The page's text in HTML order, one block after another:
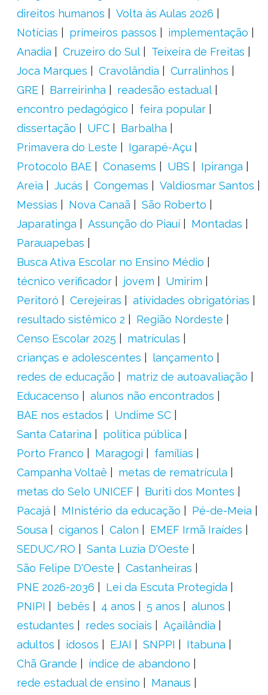
direitos humanos
Volta às Aulas 2026
Notícias
primeiros passos
implementação
Anadia
Cruzeiro do Sul
Teixeira de Freitas
Joca Marques
Cravolândia
Curralinhos
GRE
Barreirinha
readesão estadual
encontro pedagógico
feira popular
dissertação
UFC
Barbalha
Primavera do Leste
Igarapé-Açu
Protocolo BAE
Conasems UBS
Ipiranga
Areia
Jucás Congemas
Valdiosmar Santos
Messias
Nova Canaã
São Roberto
Japaratinga
Assunção do Piauí
Montadas
Parauapebas
Busca Ativa Escolar no Ensino Médio
técnico verificador
jovem
Umirim
Peritoró
Cerejeiras
atividades obrigatórias
resultado sistêmico 2
Região Nordeste
Censo Escolar 2025
matrículas
crianças e adolescentes
lançamento
redes de educação
matriz de autoavaliação
Educacenso
alunos não encontrados
BAE nos estados
Undime SC
Santa Catarina
política pública
Porto Franco
Maragogi
famílias
Campanha Voltaê
metas de rematrícula
metas do Selo UNICEF
Buriti dos Montes
Pacajá
MInistério da educação
Pé-de-Meia
Sousa
ciganos Calon
EMEF Irmã Iraídes
SEDUC/RO
Santa Luzia D'Oeste
São Felipe D'Oeste
Castanheiras
PNE 2026-2036
Lei da Escuta Protegida
PNIPI
bebês 4 anos 5 anos
alunos
estudantes
redes sociais
Açailândia
adultos
idosos EJAI SNPPI
Itabuna
Chã Grande
índice de abandono
rede estadual de ensino
Manaus